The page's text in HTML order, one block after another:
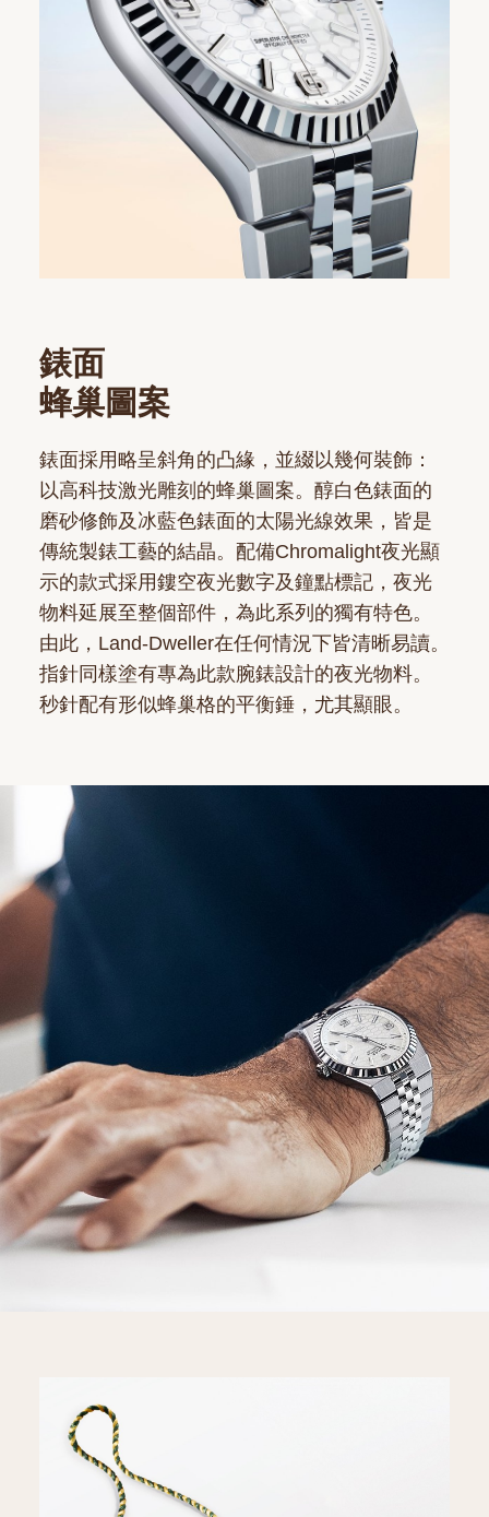
錶面
蜂巢圖案
錶面採用略呈斜角的凸緣，並綴以幾何裝飾：
以高科技激光雕刻的蜂巢圖案。醇白色錶面的
磨砂修飾及冰藍色錶面的太陽光線效果，皆是
傳統製錶工藝的結晶。配備Chromalight夜光顯
示的款式採用鏤空夜光數字及鐘點標記，夜光
物料延展至整個部件，為此系列的獨有特色。
由此，Land-Dweller在任何情況下皆清晰易讀。
指針同樣塗有專為此款腕錶設計的夜光物料。
秒針配有形似蜂巢格的平衡錘，尤其顯眼。